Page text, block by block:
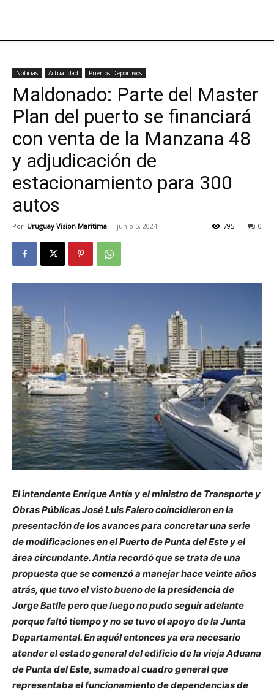
Noticias Actualidad Puertos Deportivos
Maldonado: Parte del Master
Plan del puerto se financiará
con venta de la Manzana 48
y adjudicación de
estacionamiento para 300
autos
Por Uruguay Vision Maritima - junio 5, 2024 0
795
El intendente Enrique Antía y el ministro de Transporte y
Obras Públicas José Luis Falero coincidieron en la
presentación de los avances para concretar una serie
de modificaciones en el Puerto de Punta del Este y el
área circundante. Antía recordó que se trata de una
propuesta que se comenzó a manejar hace veinte años
atrás, que tuvo el visto bueno de la presidencia de
Jorge Batlle pero que luego no pudo seguir adelante
porque faltó tiempo y no se tuvo el apoyo de la Junta
Departamental. En aquél entonces ya era necesario
atender el estado general del edificio de la vieja Aduana
de Punta del Este, sumado al cuadro general que
representaba el funcionamiento de dependencias de